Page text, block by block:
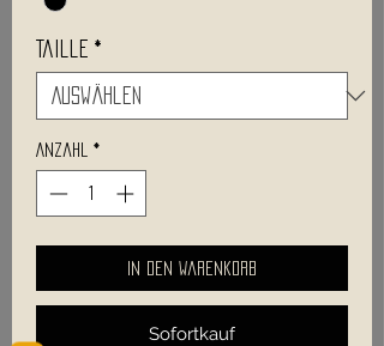
Taille *
Anzahl *
In den Warenkorb
Sofortkauf